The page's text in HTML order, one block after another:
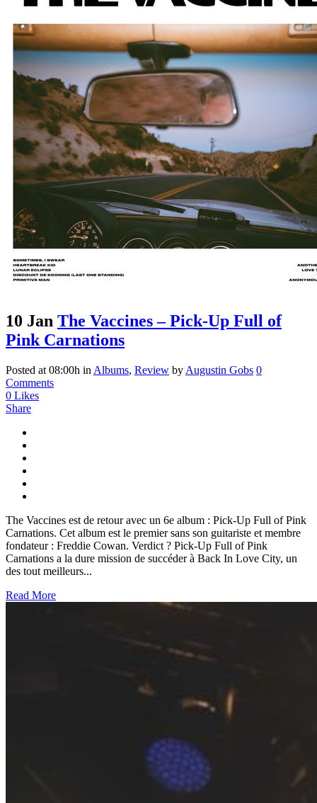
10 Jan The Vaccines – Pick-Up Full of
Pink Carnations
Posted at 08:00h in Albums, Review by Augustin Gobs 0
Comments
0 Likes
Share
The Vaccines est de retour avec un 6e album : Pick-Up Full of Pink
Carnations. Cet album est le premier sans son guitariste et membre
fondateur : Freddie Cowan. Verdict ? Pick-Up Full of Pink
Carnations a la dure mission de succéder à Back In Love City, un
des tout meilleurs...
Read More